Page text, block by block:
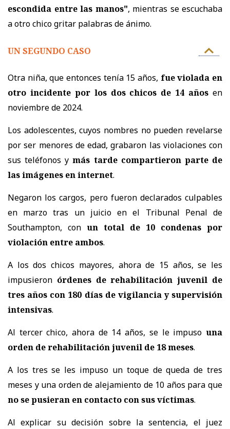
escondida entre las manos", mientras se escuchaba
a otro chico gritar palabras de ánimo.
UN SEGUNDO CASO
Otra niña, que entonces tenía 15 años, fue violada en
otro incidente por los dos chicos de 14 años en
noviembre de 2024.
Los adolescentes, cuyos nombres no pueden revelarse
por ser menores de edad, grabaron las violaciones con
sus teléfonos ymás tarde compartieron parte de
las imágenes en internet.
Negaron los cargos, pero fueron declarados culpables
en marzo tras un juicio en el Tribunal Penal de
Southampton, con un total de 10 condenas por
violación entre ambos.
A los dos chicos mayores, ahora de 15 años, se les
impusieron órdenes de rehabilitación juvenil de
tres años con 180 días de vigilancia y supervisión
intensivas.
Al tercer chico, ahora de 14 años, se le impuso una
orden de rehabilitación juvenil de 18 meses.
A los tres se les impuso un toque de queda de tres
meses y una orden de alejamiento de 10 años para que
no se pusieran en contacto con sus víctimas.
Al explicar su decisión sobre la sentencia, el juez